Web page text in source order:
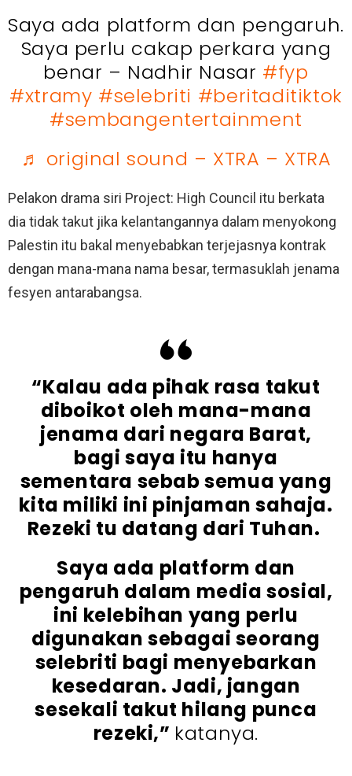
Saya ada platform dan pengaruh.
Saya perlu cakap perkara yang
benar – Nadhir Nasar #fyp
#xtramy #selebriti #beritaditiktok
#sembangentertainment
♬ original sound – XTRA – XTRA
Pelakon drama siri Project: High Council itu berkata
dia tidak takut jika kelantangannya dalam menyokong
Palestin itu bakal menyebabkan terjejasnya kontrak
dengan mana-mana nama besar, termasuklah jenama
fesyen antarabangsa.
“Kalau ada pihak rasa takut
diboikot oleh mana-mana
jenama dari negara Barat,
bagi saya itu hanya
sementara sebab semua yang
kita miliki ini pinjaman sahaja.
Rezeki tu datang dari Tuhan.
Saya ada platform dan
pengaruh dalam media sosial,
ini kelebihan yang perlu
digunakan sebagai seorang
selebriti bagi menyebarkan
kesedaran. Jadi, jangan
sesekali takut hilang punca
rezeki,” katanya.